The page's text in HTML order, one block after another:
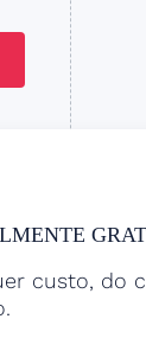
custo, do